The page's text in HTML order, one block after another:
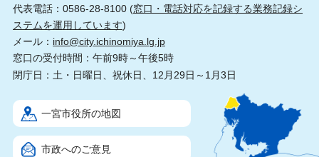
代表電話：0586-28-8100 (窓口・電話対応を記録する業務記録シ
ステムを運用しています)
メール： info@city.ichinomiya.lg.jp
窓口の受付時間：午前9時～午後5時
閉庁日：土・日曜日、祝休日、12月29日～1月3日
一宮市役所の地図
市政へのご意見